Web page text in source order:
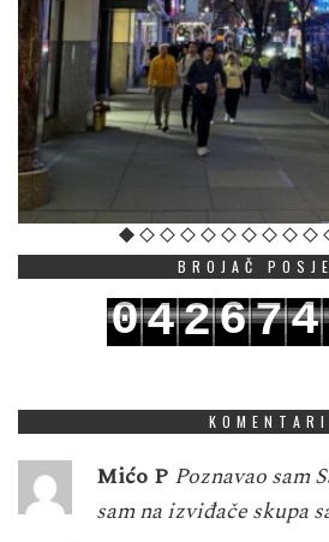
BROJAČ
042674
KOMENTARI
Mićo P Poznavao sam
sam na izviđače skupa